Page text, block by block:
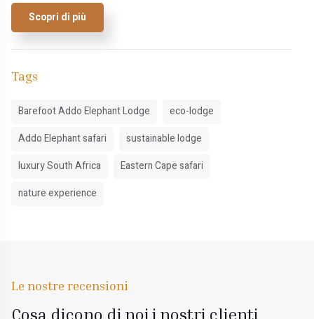
Scopri di più
Tags
Barefoot Addo Elephant Lodge
eco-lodge
Addo Elephant safari
sustainable lodge
luxury South Africa
Eastern Cape safari
nature experience
Le nostre recensioni
Cosa dicono di noi i nostri clienti